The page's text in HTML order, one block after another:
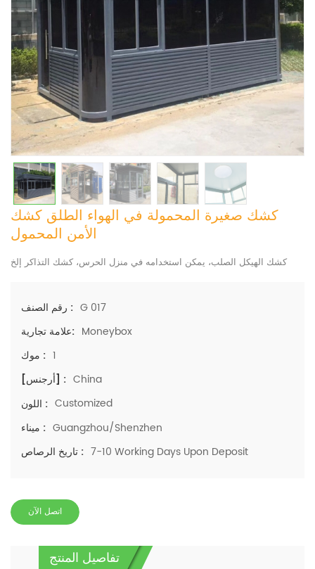
كشك صغيرة المحمولة في الهواء الطلق كشك
الأمن المحمول
كشك الهيكل الصلب، يمكن استخدامه في منزل الحرس، كشك التذاكر إلخ
رقم الصنف : G 017
علامة تجارية: Moneybox
موك : 1
[أرجنس] : China
اللون : Customized
ميناء : Guangzhou/Shenzhen
تاريخ الرصاص : 7-10 Working Days Upon Deposit
اتصل الآن
تفاصيل المنتج